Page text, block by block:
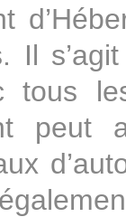
Il
tous
peut